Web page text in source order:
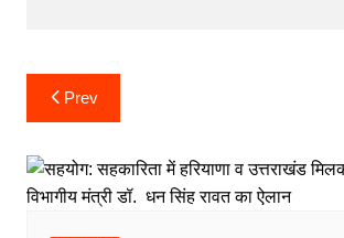
Post
navigation
Prev